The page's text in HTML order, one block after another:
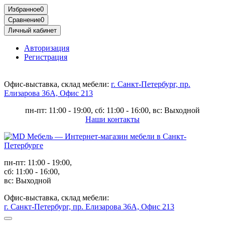
Избранное0
Сравнение0
Личный кабинет
Авторизация
Регистрация
Офис-выставка, склад мебели: г. Санкт-Петербург, пр.
Елизарова 36А, Офис 213
пн-пт: 11:00 - 19:00, сб: 11:00 - 16:00, вс: Выходной
Наши контакты
пн-пт: 11:00 - 19:00,
сб: 11:00 - 16:00,
вс: Выходной
Офис-выставка, склад мебели:
г. Санкт-Петербург, пр. Елизарова 36А, Офис 213